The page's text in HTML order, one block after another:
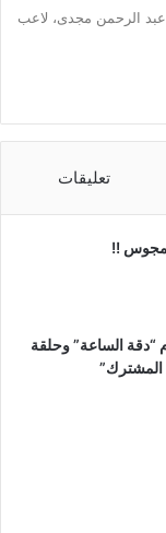
الرحمن مجدى، لاعب
تعليقات
!!
“دقة الساعة” وحلقة
المشترك”